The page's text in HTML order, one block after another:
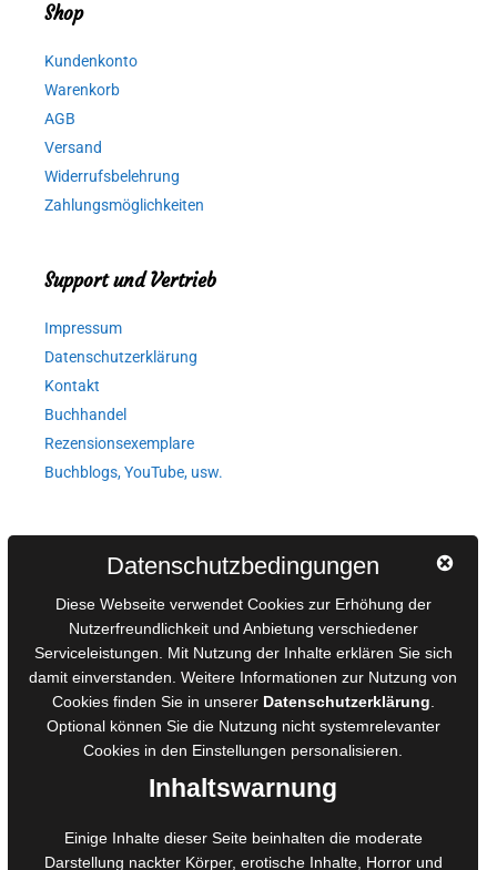
Shop
Kundenkonto
Warenkorb
AGB
Versand
Widerrufsbelehrung
Zahlungsmöglichkeiten
Support und Vertrieb
Impressum
Datenschutzerklärung
Kontakt
Buchhandel
Rezensionsexemplare
Buchblogs, YouTube, usw.
AGB für Medienprojekte
Online-Artikel
Manuskripte einreichen
Ausschreibungen
Belegexemplare
Eigenbedarfsexemplare
Foto- und Bildbearbeitung
Datenschutzbedingungen
Diese Webseite verwendet Cookies zur Erhöhung der
Nutzerfreundlichkeit und Anbietung verschiedener
Serviceleistungen. Mit Nutzung der Inhalte erklären Sie sich
damit einverstanden. Weitere Informationen zur Nutzung von
Cookies finden Sie in unserer Datenschutzerklärung
Optional können Sie die Nutzung nicht systemrelevanter
Cookies in den Einstellungen personalisieren.
Inhaltswarnung
Einige Inhalte dieser Seite beinhalten die moderate
Darstellung nackter Körper, erotische Inhalte, Horror und